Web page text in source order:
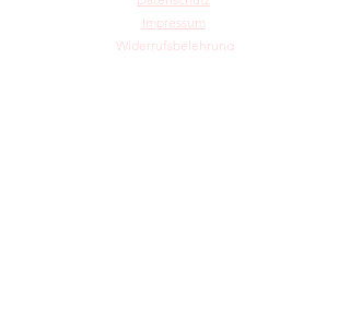
Impressum
Widerrufsbelehrung